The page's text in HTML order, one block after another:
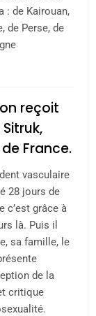
: de Kairouan,
de Perse, de
reçoit
France.
vasculaire
28 jours de
c’est grâce à
là. Puis il
sa famille, le
de la
critique